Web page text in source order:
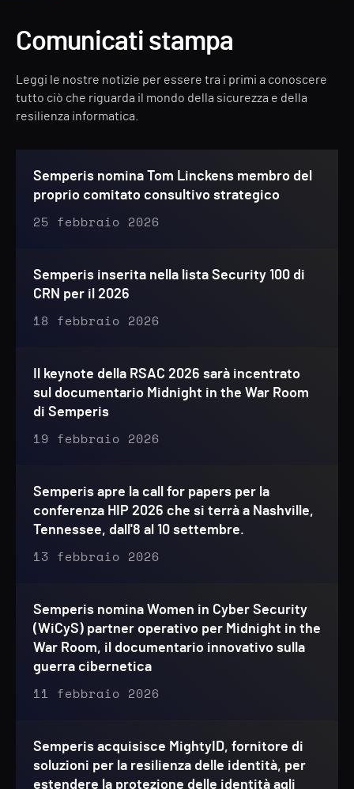
Comunicati stampa
Leggi le nostre notizie per essere tra i primi a conoscere
tutto ciò che riguarda il mondo della sicurezza e della
resilienza informatica.
Semperis nomina Tom Linckens membro del
proprio comitato consultivo strategico
25 febbraio 2026
Semperis inserita nella lista Security 100 di
CRN per il 2026
18 febbraio 2026
Il keynote della RSAC 2026 sarà incentrato
sul documentario Midnight in the War Room
di Semperis
19 febbraio 2026
Semperis apre la call for papers per la
conferenza HIP 2026 che si terrà a Nashville,
Tennessee, dall'8 al 10 settembre.
13 febbraio 2026
Semperis nomina Women in Cyber Security
(WiCyS) partner operativo per Midnight in the
War Room, il documentario innovativo sulla
guerra cibernetica
11 febbraio 2026
Semperis acquisisce MightyID, fornitore di
soluzioni per la resilienza delle identità, per
estendere la protezione delle identità agli